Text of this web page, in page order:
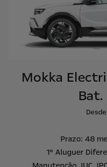
Mokka
Prazo: 48
1º Aluguer